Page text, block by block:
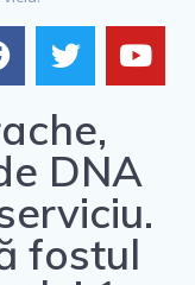
DNA
fostul